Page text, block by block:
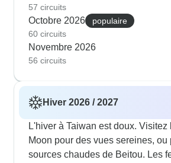
57 circuits
Octobre 2026
populaire
60 circuits
Novembre 2026
56 circuits
Hiver 2026 / 2027
L'hiver à Taiwan est doux. Visitez
Moon pour des vues sereines, ou
sources chaudes de Beitou. Les